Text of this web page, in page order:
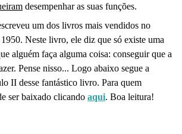
desempenhar as suas funções.
um dos livros mais vendidos no
Neste livro, ele diz que só existe uma
alguém faça alguma coisa: conseguir que a
Pense nisso... Logo abaixo segue a
II desse fantástico livro. Para quem
ser baixado clicando aqui. Boa leitura!